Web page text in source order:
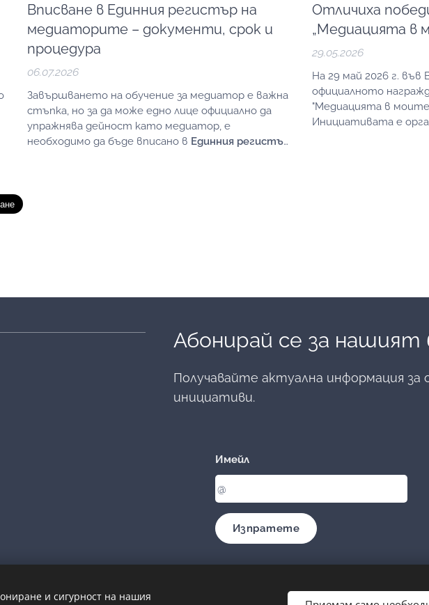
Вписване в Единния регистър на
медиаторите – документи, срок и
процедура
06.07.2026
Завършването на обучение за медиатор е важна
стъпка, но за да може едно лице официално да
упражнява дейност като медиатор, е
необходимо да бъде вписано в Единния регистър
Отличиха
„Медиацията в
29.05.2026
На 29 май 2026 г. във
официалното
"Медиацията в
Инициативата е
Абонирай се за
Получавайте актуална информация за
инициативи.
Имейл
Изпратете
и сигурност на нашия